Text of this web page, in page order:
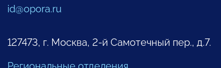
id@opora.ru
127473, г. Москва, 2-й Самотечный пер., д.7.